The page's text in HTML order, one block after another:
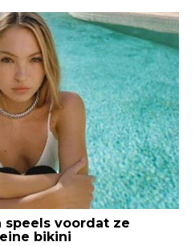
speels voordat ze
bikini